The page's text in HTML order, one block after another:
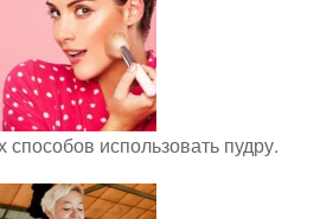
способов использовать пудру.